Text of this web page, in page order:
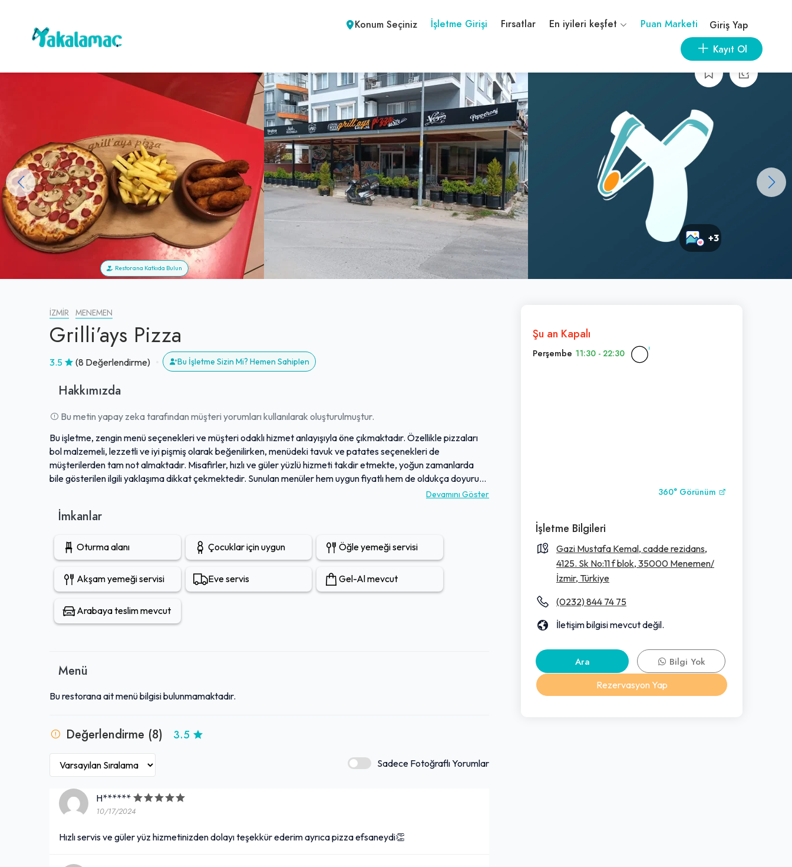
Konum Seçiniz İşletme Girişi Fırsatlar En iyileri keşfet Puan Marketi
Giriş Yap
Kayıt Ol
+3
Restorana Katkıda Bulun
İZMIR MENEMEN
Grilli’ays Pizza
3.5 (8 Değerlendirme) Bu İşletme Sizin Mi? Hemen Sahiplen
Hakkımızda
Bu metin yapay zeka tarafından müşteri yorumları kullanılarak oluşturulmuştur.
Bu işletme, zengin menü seçenekleri ve müşteri odaklı hizmet anlayışıyla öne çıkmaktadır. Özellikle pizzaları
bol malzemeli, lezzetli ve iyi pişmiş olarak beğenilirken, menüdeki tavuk ve patates seçenekleri de
müşterilerden tam not almaktadır. Misafirler, hızlı ve güler yüzlü hizmeti takdir etmekte, yoğun zamanlarda
bile gösterilen ilgili yaklaşıma dikkat çekmektedir. Sunulan menüler hem uygun fiyatlı hem de oldukça doyurucu
seçenekler sunarak geniş bir kitleye hitap etmektedir. İşletme, genel olarak misafirlerine ciddi anlamda lezzetli
Devamını Göster
İmkanlar
Oturma alanı Çocuklar için uygun Öğle yemeği servisi
Akşam yemeği servisi Eve servis Gel-Al mevcut
Arabaya teslim mevcut
Menü
Bu restorana ait menü bilgisi bulunmamaktadır.
Değerlendirme (8) 3.5
Sadece Fotoğraflı Yorumlar
H******
10/17/2024
Hızlı servis ve güler yüz hizmetinizden dolayı teşekkür ederim ayrıca pizza efsaneydi👏
Şu an Kapalı
Perşembe 11:30 - 22:30
360° Görünüm
İşletme Bilgileri
Gazi Mustafa Kemal, cadde rezidans,
4125. Sk No:11 f blok, 35000 Menemen/
İzmir, Türkiye
(0232) 844 74 75
İletişim bilgisi mevcut değil.
Ara
Bilgi Yok
Rezervasyon Yap